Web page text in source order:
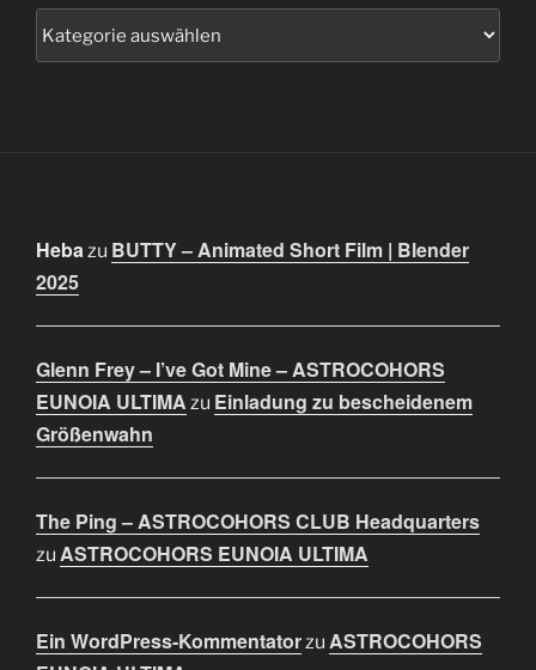
Heba zu BUTTY – Animated Short Film | Blender
2025
Glenn Frey – I’ve Got Mine – ASTROCOHORS
EUNOIA ULTIMA zu Einladung zu bescheidenem
Größenwahn
The Ping – ASTROCOHORS CLUB Headquarters
zu ASTROCOHORS EUNOIA ULTIMA
Ein WordPress-Kommentator zu ASTROCOHORS